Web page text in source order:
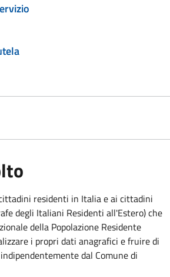
residenti in Italia e ai cittadini
degli Italiani Residenti all'Estero) che
della Popolazione Residente
i propri dati anagrafici e fruire di
dal Comune di